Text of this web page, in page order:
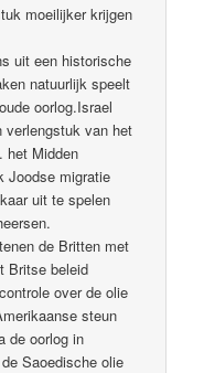
moeilijker krijgen
uit een historische
natuurlijk speelt
oorlog.Israel
verlengstuk van het
het Midden
Joodse migratie
uit te spelen
de Britten met
Britse beleid
over de olie
steun
de oorlog in
Saoedische olie